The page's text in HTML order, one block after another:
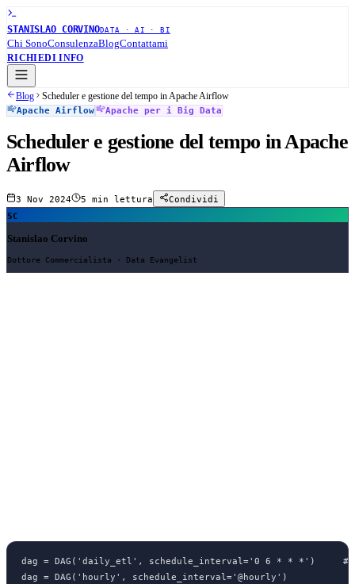
STANISLAO CORVINODATA · AI · BI
Chi SonoConsulenzaBlogContattami
RICHIEDI INFO
Blog Scheduler e gestione del tempo in Apache Airflow
Apache Airflow Apache per i Big Data
Scheduler e gestione del tempo in Apache
Airflow
3 Nov 2024 5 min lettura
Condividi
SC
Stanislao Corvino
Dottore Commercialista · Data Evangelist
dag = DAG('daily_etl', schedule_interval='0 6 * * *')     #
dag = DAG('hourly', schedule_interval='@hourly')